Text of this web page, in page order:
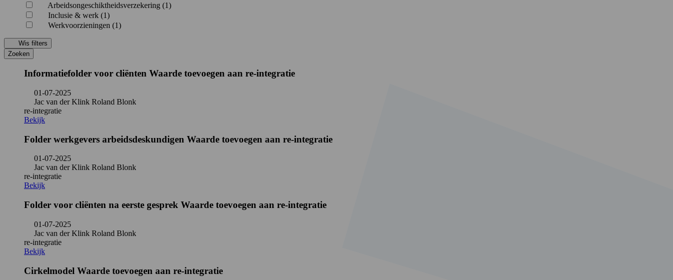
Arbeidsongeschiktheidsverzekering (1)
Inclusie & werk (1)
Werkvoorzieningen (1)
Wis filters
Zoeken
Informatiefolder voor cliënten Waarde toevoegen aan re-integratie
01-07-2025
Jac van der Klink Roland Blonk
re-integratie
Bekijk
Folder werkgevers arbeidsdeskundigen Waarde toevoegen aan re-integratie
01-07-2025
Jac van der Klink Roland Blonk
re-integratie
Bekijk
Folder voor cliënten na eerste gesprek Waarde toevoegen aan re-integratie
01-07-2025
Jac van der Klink Roland Blonk
re-integratie
Bekijk
Cirkelmodel Waarde toevoegen aan re-integratie